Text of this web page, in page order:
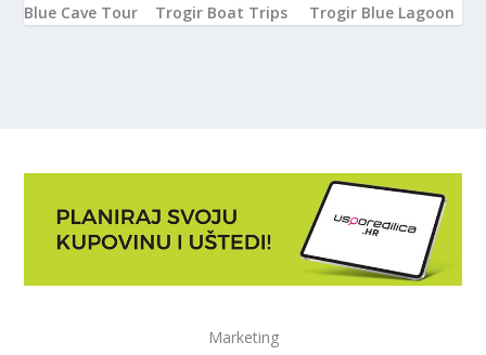
Blue Cave Tour Trogir Boat Trips Trogir Blue Lagoon
Marketing